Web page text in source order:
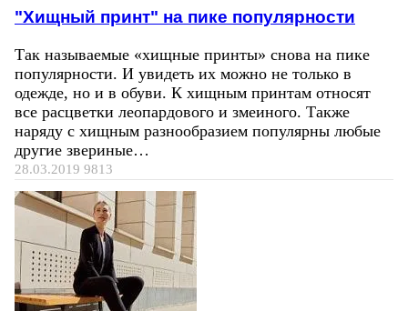
"Хищный принт" на пике популярности
Так называемые «хищные принты» снова на пике
популярности. И увидеть их можно не только в
одежде, но и в обуви. К хищным принтам относят
все расцветки леопардового и змеиного. Также
наряду с хищным разнообразием популярны любые
другие звериные…
28.03.2019 9813